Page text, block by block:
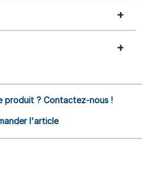
produit ? Contactez-nous !
l'article